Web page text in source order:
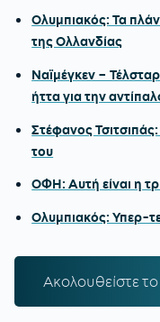
Ολυμπιακός: Τα
της Ολλανδίας
Ναϊμέγκεν –
ήττα για την
Στέφανος
του
ΟΦΗ: Αυτή είναι η
Ολυμπιακός: Υπερ-
Ακολουθείστε τo